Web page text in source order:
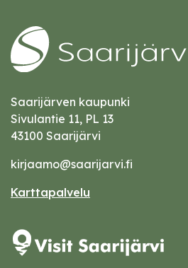
Saarijärven kaupunki
Sivulantie 11, PL 13
43100 Saarijärvi
kirjaamo@saarijarvi.fi
Karttapalvelu